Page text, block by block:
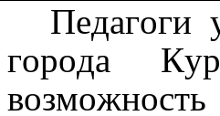
Педагоги
города